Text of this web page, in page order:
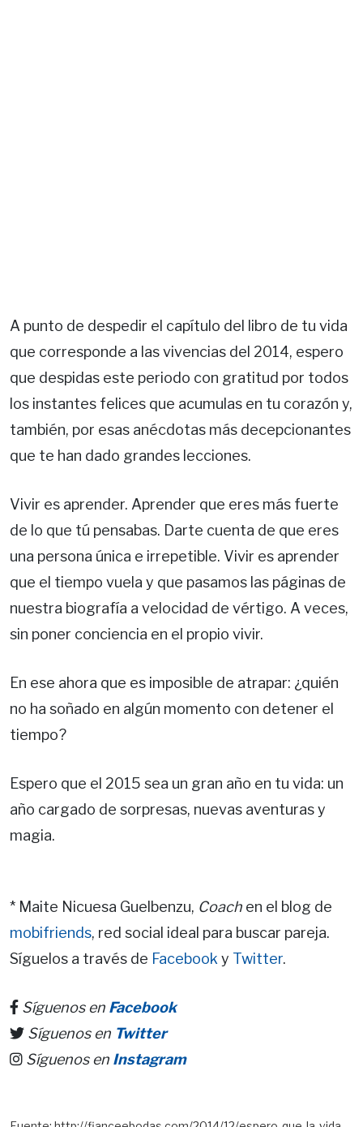
A punto de despedir el capítulo del libro de tu vida
que corresponde a las vivencias del 2014, espero
que despidas este periodo con gratitud por todos
los instantes felices que acumulas en tu corazón y,
también, por esas anécdotas más decepcionantes
que te han dado grandes lecciones.
Vivir es aprender. Aprender que eres más fuerte
de lo que tú pensabas. Darte cuenta de que eres
una persona única e irrepetible. Vivir es aprender
que el tiempo vuela y que pasamos las páginas de
nuestra biografía a velocidad de vértigo. A veces,
sin poner conciencia en el propio vivir.
En ese ahora que es imposible de atrapar: ¿quién
no ha soñado en algún momento con detener el
tiempo?
Espero que el 2015 sea un gran año en tu vida: un
año cargado de sorpresas, nuevas aventuras y
magia.
* Maite Nicuesa Guelbenzu, Coach en el blog de
mobifriends, red social ideal para buscar pareja.
Síguelos a través de Facebooky Twitter.
Síguenos en Facebook
Síguenos en Twitter
Síguenos en Instagram